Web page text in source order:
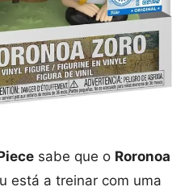
sabe que o Roronoa
está a treinar com uma